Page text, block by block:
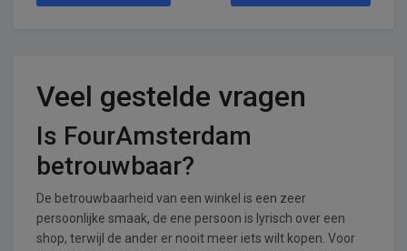
Veel gestelde vragen
Is FourAmsterdam
betrouwbaar?
De betrouwbaarheid van een winkel is een zeer
persoonlijke smaak, de ene persoon is lyrisch over een
shop, terwijl de ander er nooit meer iets wilt kopen. Voor